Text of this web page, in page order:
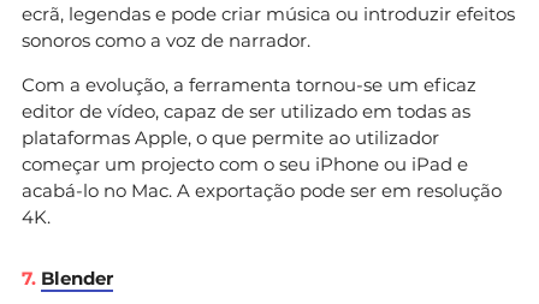
ecrã, legendas e pode criar música ou introduzir efeitos
sonoros como a voz de narrador.
Com a evolução, a ferramenta tornou-se um eficaz
editor de vídeo, capaz de ser utilizado em todas as
plataformas Apple, o que permite ao utilizador
começar um projecto com o seu iPhone ou iPad e
acabá-lo no Mac. A exportação pode ser em resolução
4K.
7. Blender